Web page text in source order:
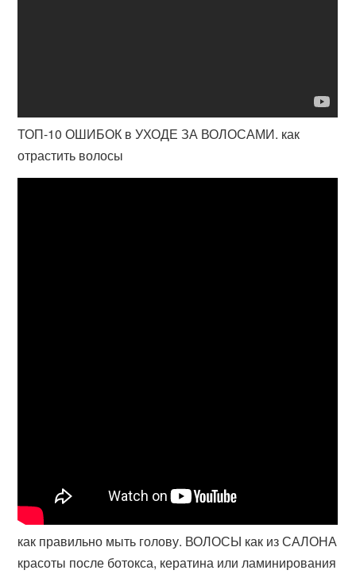
ТОП-10 ОШИБОК в УХОДЕ ЗА ВОЛОСАМИ. как
отрастить волосы
как правильно мыть голову. ВОЛОСЫ как из САЛОНА
красоты после ботокса, кератина или ламинирования